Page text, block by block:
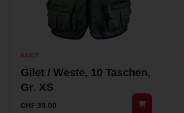
RAGOT
Gilet / Weste, 10 Taschen,
Gr. XS
CHF 39.00